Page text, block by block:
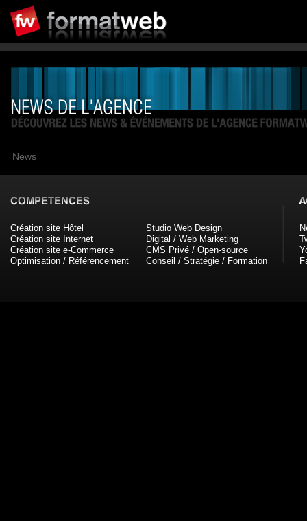
News
Création site Hôtel
Création site Internet
Création site e-Commerce
Optimisation / Référencement
Studio Web Design
Digital / Web Marketing
CMS Privé / Open-source
Conseil / Stratégie / Formation